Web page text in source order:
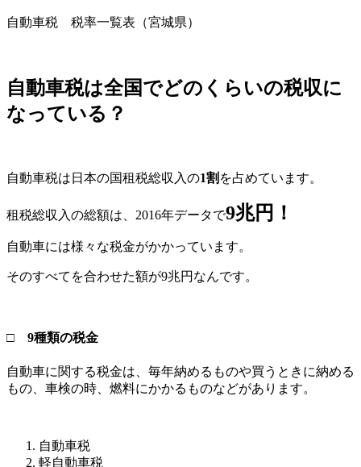
自動車税 税率一覧表（宮城県）
自動車税は全国でどのくらいの税収に
なっている？
自動車税は日本の国租税総収入の1割 を占めています。
租税総収入の総額は、2016年データで9兆円！
自動車には様々な税金がかかっています。
そのすべてを合わせた額が9兆円なんです。
□ 9種類の税金
自動車に関する税金は、毎年納めるものや買うときに納める
もの、車検の時、燃料にかかるものなどがあります。
自動車税
軽自動車税